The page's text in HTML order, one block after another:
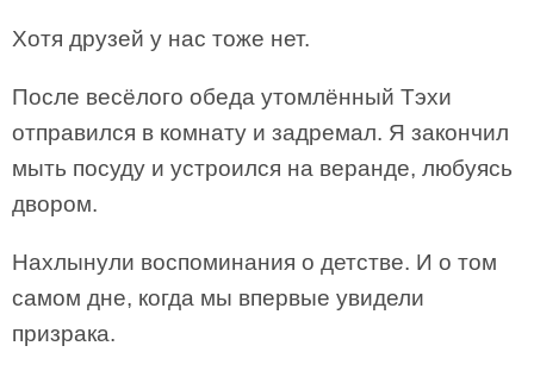
Хотя друзей у нас тоже нет.
После весёлого обеда утомлённый Тэхи
отправился в комнату и задремал. Я закончил
мыть посуду и устроился на веранде, любуясь
двором.
Нахлынули воспоминания о детстве. И о том
самом дне, когда мы впервые увидели
призрака.